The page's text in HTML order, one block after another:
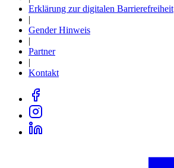
Erklärung zur digitalen Barrierefreiheit
|
Gender Hinweis
|
Partner
|
Kontakt